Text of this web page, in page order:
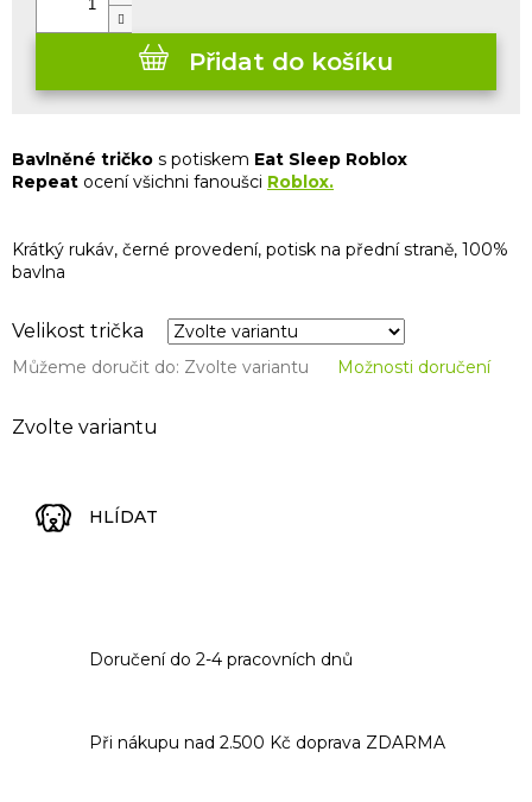
Zvolte variantu
Velikost trička
Můžeme doručit do: Zvolte variantu Možnosti doručení
Přidat do košíku
Bavlněné tričko s potiskem Eat Sleep Roblox
Repeat ocení všichni fanoušci Roblox.
Krátký rukáv, černé provedení, potisk na přední straně, 100%
bavlna
HLÍDAT
Doručení do 2-4 pracovních dnů
Při nákupu nad 2.500 Kč doprava ZDARMA